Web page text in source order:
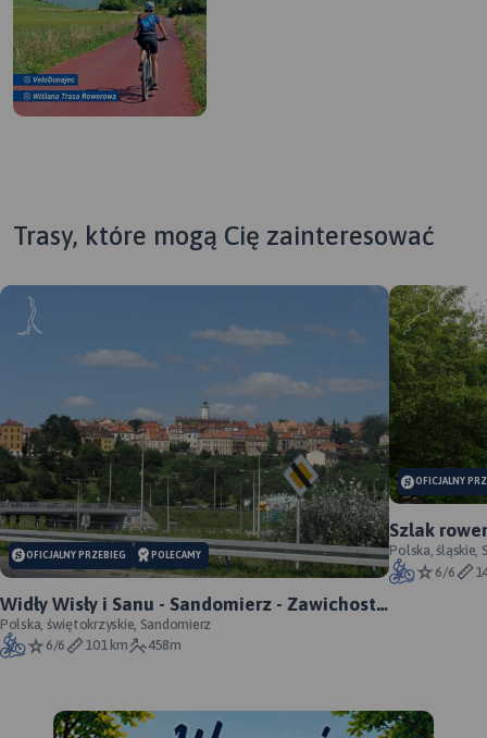
Trasy, które mogą Cię zainteresować
OFICJALNY PRZEBIEG POLECAMY
Widły Wisły i Sanu - Sandomierz - Zawichost -
Annopol - oficjalny przebieg
Polska, świętokrzyskie, Sandomierz
6/6
101 km 458m
OFICJALNY
Szlak
oficjalny
Polska, śląskie,
6/6